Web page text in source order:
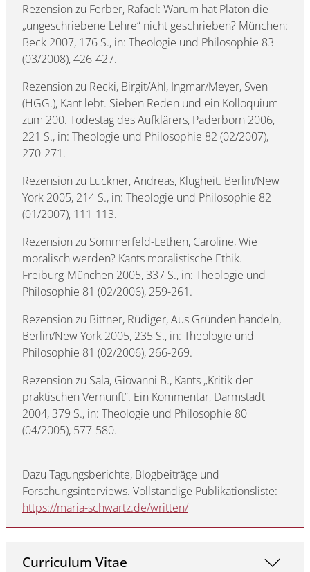
Rezension zu Ferber, Rafael: Warum hat Platon die
„ungeschriebene Lehre“ nicht geschrieben? München:
Beck 2007, 176 S., in: Theologie und Philosophie 83
(03/2008), 426-427.
Rezension zu Recki, Birgit/Ahl, Ingmar/Meyer, Sven
(HGG.), Kant lebt. Sieben Reden und ein Kolloquium
zum 200. Todestag des Aufklärers, Paderborn 2006,
221 S., in: Theologie und Philosophie 82 (02/2007),
270-271.
Rezension zu Luckner, Andreas, Klugheit. Berlin/New
York 2005, 214 S., in: Theologie und Philosophie 82
(01/2007), 111-113.
Rezension zu Sommerfeld-Lethen, Caroline, Wie
moralisch werden? Kants moralistische Ethik.
Freiburg-München 2005, 337 S., in: Theologie und
Philosophie 81 (02/2006), 259-261.
Rezension zu Bittner, Rüdiger, Aus Gründen handeln,
Berlin/New York 2005, 235 S., in: Theologie und
Philosophie 81 (02/2006), 266-269.
Rezension zu Sala, Giovanni B., Kants „Kritik der
praktischen Vernunft“. Ein Kommentar, Darmstadt
2004, 379 S., in: Theologie und Philosophie 80
(04/2005), 577-580.
Dazu Tagungsberichte, Blogbeiträge und
Forschungsinterviews. Vollständige Publikationsliste:
https://maria-schwartz.de/written/
Curriculum Vitae